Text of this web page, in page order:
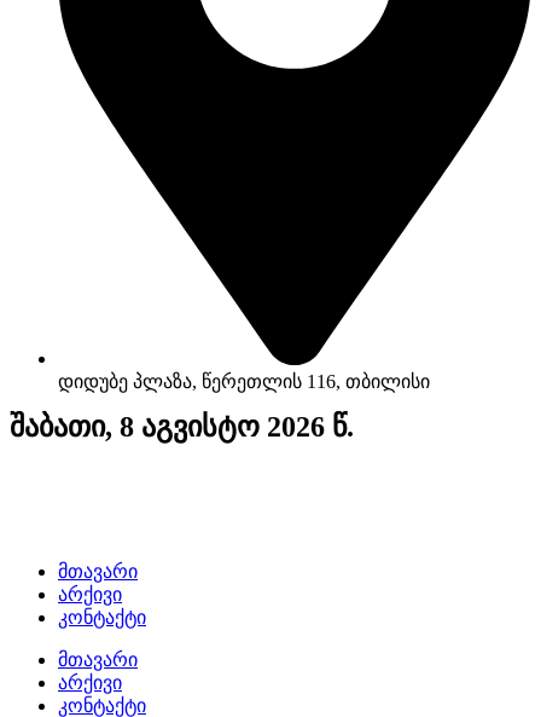
დიდუბე პლაზა, წერეთლის 116, თბილისი
შაბათი, 8 აგვისტო 2026 წ.
მთავარი
არქივი
კონტაქტი
მთავარი
არქივი
კონტაქტი